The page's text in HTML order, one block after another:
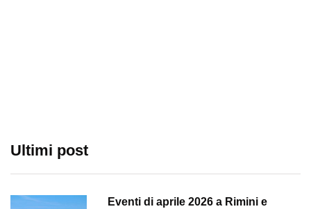
Ultimi post
Eventi di aprile 2026 a Rimini e